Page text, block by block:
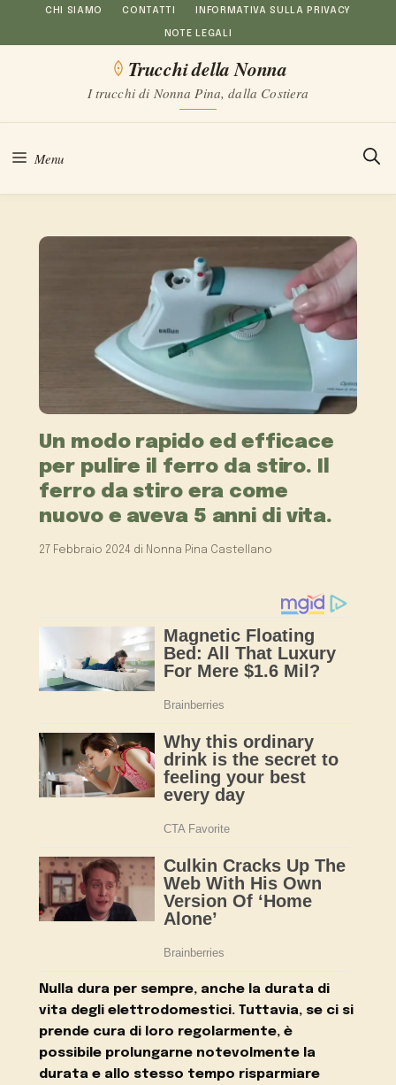
al
CHI SIAMO CONTATTI INFORMATIVA SULLA PRIVACY
NOTE LEGALI
Trucchi della Nonna
I trucchi di Nonna Pina, dalla Costiera
Menu
Un modo rapido ed efficace
per pulire il ferro da stiro. Il
ferro da stiro era come
nuovo e aveva 5 anni di vita.
27 Febbraio 2024 di Nonna Pina Castellano
Nulla dura per sempre, anche la durata di
vita degli elettrodomestici. Tuttavia, se ci si
prende cura di loro regolarmente, è
possibile prolungarne notevolmente la
durata e allo stesso tempo risparmiare